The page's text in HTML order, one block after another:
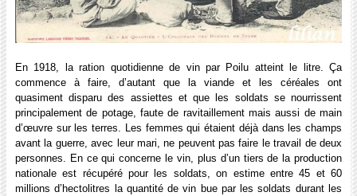
En 1918, la ration quotidienne de vin par Poilu atteint le litre. Ça
commence à faire, d’autant que la viande et les céréales ont
quasiment disparu des assiettes et que les soldats se nourrissent
principalement de potage, faute de ravitaillement mais aussi de main
d’œuvre sur les terres. Les femmes qui étaient déjà dans les champs
avant la guerre, avec leur mari, ne peuvent pas faire le travail de deux
personnes. En ce qui concerne le vin, plus d’un tiers de la production
nationale est récupéré pour les soldats, on estime entre 45 et 60
millions d’hectolitres la quantité de vin bue par les soldats durant les